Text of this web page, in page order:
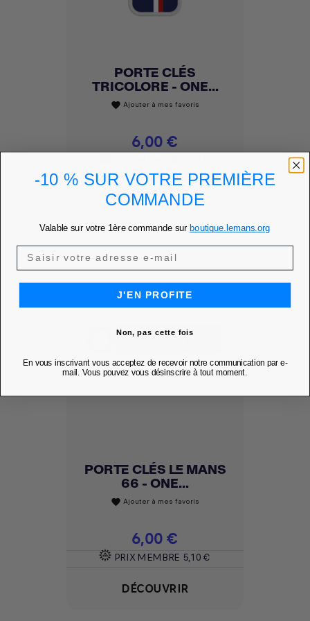
PORTE CLÉS
TRICOLORE - ONE...
favorite Ajouter à mes favoris
Prix
6,00 €
DÉCOUVRIR
PORTE CLÉS LE MANS
66 - ONE...
favorite Ajouter à mes favoris
Prix
6,00 €
PRIX MEMBRE 5,10 €
DÉCOUVRIR
-10 % SUR VOTRE PREMIÈRE
COMMANDE
Valable sur votre 1ère commande sur boutique.lemans.org
J'EN PROFITE
Non, pas cette fois
En vous inscrivant vous acceptez de recevoir notre communication par e-
mail. Vous pouvez vous désinscrire à tout moment.